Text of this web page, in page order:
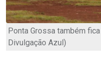
Ponta Grossa também
Divulgação Azul)